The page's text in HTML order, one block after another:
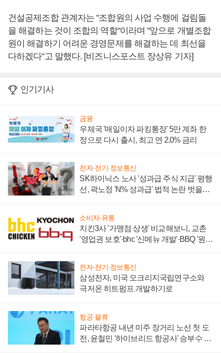
건설공제조합 관계자는 "조합원의 사업 수행에 걸림돌
을 해결하는 것이 조합의 역할"이라며 "앞으로 개별조합
원이 해결하기 어려운 경영문제를 해결하는 데 최선을
다하겠다"고 말했다. [비즈니스포스트 장상유 기자]
인기기사
금융
우체국 '매일이자 파킹통장' 5만 계좌 한
정으로 다시 출시, 최고 연 2.0% 금리
전자·전기·정보통신
SK하이닉스 노사 '성과급 주식 지급' 평행
선, 곽노정 'N% 성과급' 법적 논란 벗을지
소비자·유통
치킨3사 '가맹점 상생' 비교해보니, 교촌
'영업권 보호'·bhc '신메뉴 개발'·BBQ '원가
전자·전기·정보통신
삼성전자, 미국 오크리지국립연구소와
극저온 히트펌프 개발하기로
항공·물류
파라타항공 내년 미주 장거리 노선 첫 도
전, 윤철민 '하이브리드 항공사' 승부수 통